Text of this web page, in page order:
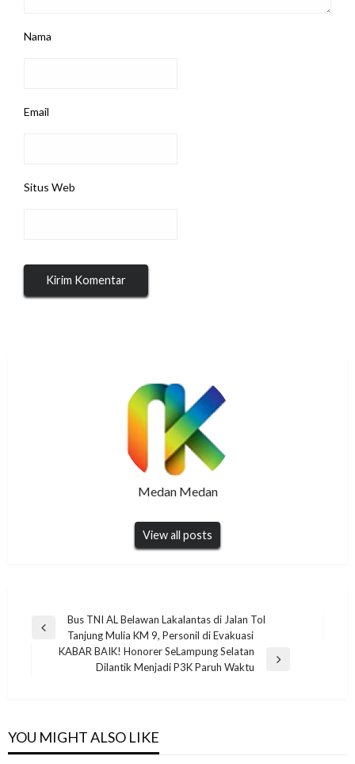
Nama
Email
Situs Web
Medan Medan
View all posts
Navigasi
Previous
Bus TNI AL Belawan Lakalantas di Jalan Tol
Tanjung Mulia KM 9, Personil di Evakuasi
KABAR BAIK! Honorer SeLampung Selatan
Dilantik Menjadi P3K Paruh Waktu
YOU MIGHT ALSO LIKE